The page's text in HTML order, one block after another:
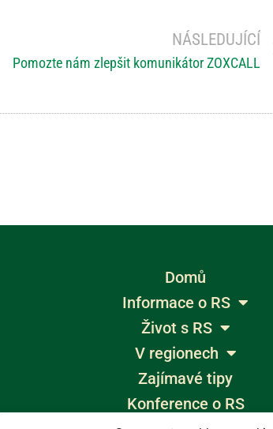
NÁSLEDUJÍCÍ
Pomozte nám zlepšit komunikátor ZOXCALL
Domů
Informace o RS
Život s RS
V regionech
Zajímavé tipy
Konference o RS